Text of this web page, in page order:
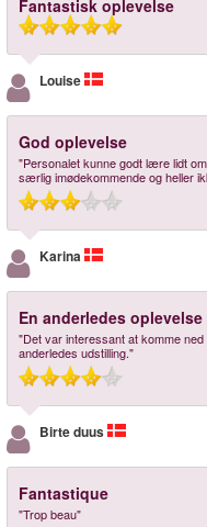
Fantastisk oplevelse
Louise
God oplevelse
"Personalet kunne godt lære lidt
særlig imødekommende og heller
Karina
En anderledes oplevelse
"Det var interessant at komme
anderledes udstilling."
Birte duus
Fantastique
"Trop beau"